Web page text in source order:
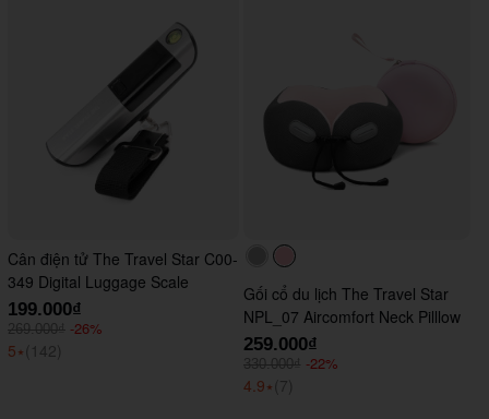
Cân điện tử The Travel Star C00-
349 Digital Luggage Scale
199.000₫
269.000₫ -26%
5⭑ (142)
#acacac
Gối cổ du lịch The Travel Star
NPL_07 Aircomfort Neck Pilllow
259.000₫
330.000₫ -22%
4.9⭑ (7)